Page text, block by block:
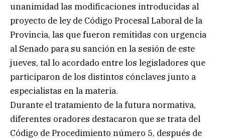
unanimidad las modificaciones introducidas al
proyecto de ley de Código Procesal Laboral de la
Provincia, las que fueron remitidas con urgencia
al Senado para su sanción en la sesión de este
jueves, tal lo acordado entre los legisladores que
participaron de los distintos cónclaves junto a
especialistas en la materia.
Durante el tratamiento de la futura normativa,
diferentes oradores destacaron que se trata del
Código de Procedimiento número 5, después de